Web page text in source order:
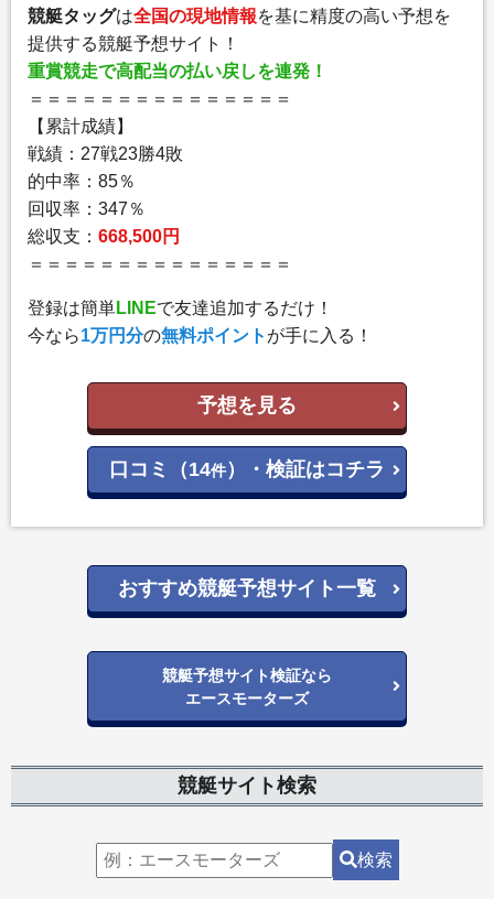
競艇タッグは全国の現地情報を基に精度の高い予想を
提供する競艇予想サイト！
重賞競走で高配当の払い戻しを連発！
＝＝＝＝＝＝＝＝＝＝＝＝＝＝＝
【累計成績】
戦績：27戦23勝4敗
的中率：85％
回収率：347％
総収支： 668,500円
＝＝＝＝＝＝＝＝＝＝＝＝＝＝＝
登録は簡単LINEで友達追加するだけ！
今なら1万円分の無料ポイント が手に入る！
予想を見る
口コミ（14件）・検証はコチラ
おすすめ競艇予想サイト一覧
競艇予想サイト検証なら
エースモーターズ
競艇サイト検索
検索